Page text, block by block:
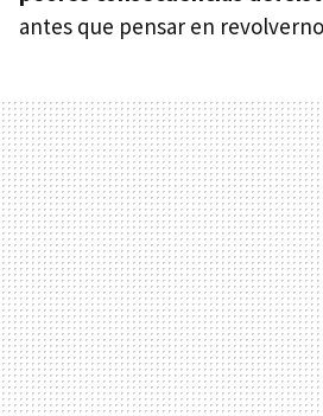
antes que pensar en